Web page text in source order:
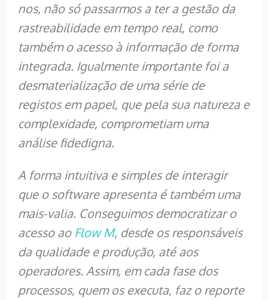
nos, não só passarmos a ter a gestão da
rastreabilidade em tempo real, como
também o acesso à informação de forma
integrada. Igualmente importante foi a
desmaterialização de uma série de
registos em papel, que pela sua natureza e
complexidade, comprometiam uma
análise fidedigna.
A forma intuitiva e simples de interagir
que o software apresenta é também uma
mais-valia. Conseguimos democratizar o
acesso ao Flow M, desde os responsáveis
da qualidade e produção, até aos
operadores. Assim, em cada fase dos
processos, quem os executa, faz o reporte